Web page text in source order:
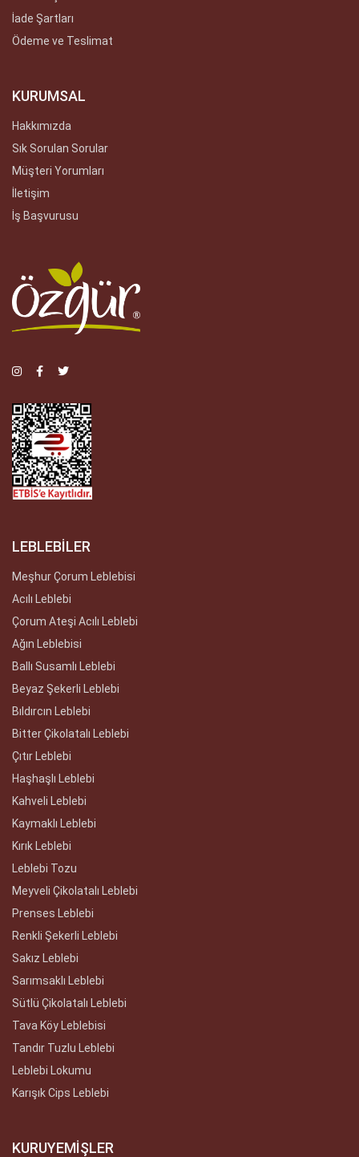
İade Şartları
Ödeme ve Teslimat
KURUMSAL
Hakkımızda
Sık Sorulan Sorular
Müşteri Yorumları
İletişim
İş Başvurusu
LEBLEBİLER
Meşhur Çorum Leblebisi
Acılı Leblebi
Çorum Ateşi Acılı Leblebi
Ağın Leblebisi
Ballı Susamlı Leblebi
Beyaz Şekerli Leblebi
Bıldırcın Leblebi
Bitter Çikolatalı Leblebi
Çıtır Leblebi
Haşhaşlı Leblebi
Kahveli Leblebi
Kaymaklı Leblebi
Kırık Leblebi
Leblebi Tozu
Meyveli Çikolatalı Leblebi
Prenses Leblebi
Renkli Şekerli Leblebi
Sakız Leblebi
Sarımsaklı Leblebi
Sütlü Çikolatalı Leblebi
Tava Köy Leblebisi
Tandır Tuzlu Leblebi
Leblebi Lokumu
Karışık Cips Leblebi
KURUYEMİŞLER